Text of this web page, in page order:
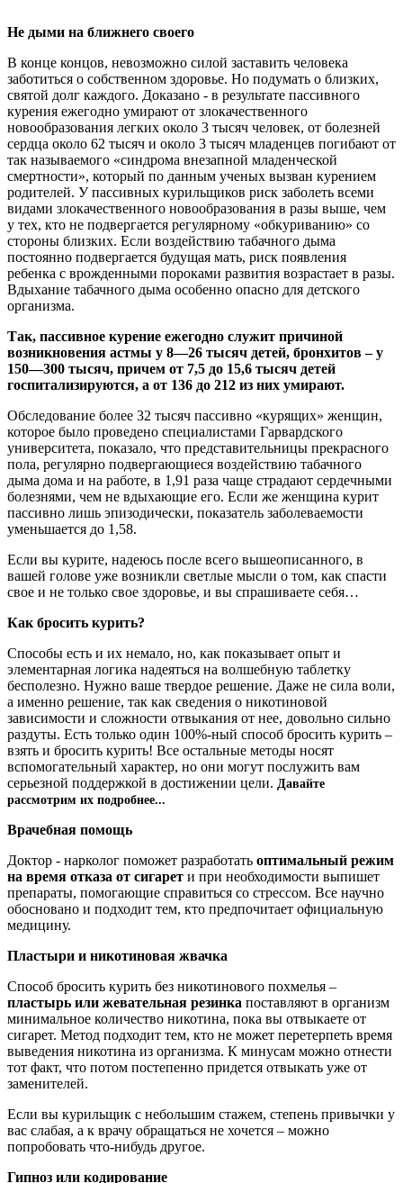
Не дыми на ближнего своего
В конце концов, невозможно силой заставить человека
заботиться о собственном здоровье. Но подумать о близких,
святой долг каждого. Доказано - в результате пассивного
курения ежегодно умирают от злокачественного
новообразования легких около 3 тысяч человек, от болезней
сердца около 62 тысяч и около 3 тысяч младенцев погибают от
так называемого «синдрома внезапной младенческой
смертности», который по данным ученых вызван курением
родителей. У пассивных курильщиков риск заболеть всеми
видами злокачественного новообразования в разы выше, чем
у тех, кто не подвергается регулярному «обкуриванию» со
стороны близких. Если воздействию табачного дыма
постоянно подвергается будущая мать, риск появления
ребенка с врожденными пороками развития возрастает в разы.
Вдыхание табачного дыма особенно опасно для детского
организма.
Так, пассивное курение ежегодно служит причиной
возникновения астмы у 8—26 тысяч детей, бронхитов – у
150—300 тысяч, причем от 7,5 до 15,6 тысяч детей
госпитализируются, а от 136 до 212 из них умирают.
Обследование более 32 тысяч пассивно «курящих» женщин,
которое было проведено специалистами Гарвардского
университета, показало, что представительницы прекрасного
пола, регулярно подвергающиеся воздействию табачного
дыма дома и на работе, в 1,91 раза чаще страдают сердечными
болезнями, чем не вдыхающие его. Если же женщина курит
пассивно лишь эпизодически, показатель заболеваемости
уменьшается до 1,58.
Если вы курите, надеюсь после всего вышеописанного, в
вашей голове уже возникли светлые мысли о том, как спасти
свое и не только свое здоровье, и вы спрашиваете себя…
Как бросить курить?
Способы есть и их немало, но, как показывает опыт и
элементарная логика надеяться на волшебную таблетку
бесполезно. Нужно ваше твердое решение. Даже не сила воли,
а именно решение, так как сведения о никотиновой
зависимости и сложности отвыкания от нее, довольно сильно
раздуты. Есть только один 100%-ный способ бросить курить –
взять и бросить курить! Все остальные методы носят
вспомогательный характер, но они могут послужить вам
серьезной поддержкой в достижении цели. Давайте
рассмотрим их подробнее...
Врачебная помощь
Доктор - нарколог поможет разработать оптимальный режим
на время отказа от сигарет и при необходимости выпишет
препараты, помогающие справиться со стрессом. Все научно
обосновано и подходит тем, кто предпочитает официальную
медицину.
Пластыри и никотиновая жвачка
Способ бросить курить без никотинового похмелья –
пластырь или жевательная резинка поставляют в организм
минимальное количество никотина, пока вы отвыкаете от
сигарет. Метод подходит тем, кто не может перетерпеть время
выведения никотина из организма. К минусам можно отнести
тот факт, что потом постепенно придется отвыкать уже от
заменителей.
Если вы курильщик с небольшим стажем, степень привычки у
вас слабая, а к врачу обращаться не хочется – можно
попробовать что-нибудь другое.
Гипноз или кодирование